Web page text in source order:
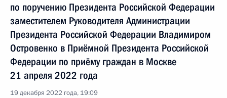
по поручению Президента Российской Федерации
заместителем Руководителя Администрации
Президента Российской Федерации Владимиром
Островенко в Приёмной Президента Российской
Федерации по приёму граждан в Москве
21 апреля 2022 года
19 декабря 2022 года, 19:09